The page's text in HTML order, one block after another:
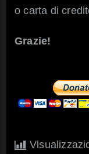
o carta di
Grazie!